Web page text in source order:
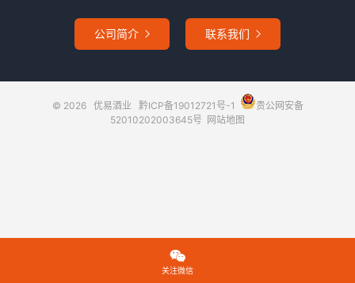
公司简介  联系我们 
© 2026 优易酒业 黔ICP备19012721号-1
贵公网安备
52010202003645号 网站地图

关注微信